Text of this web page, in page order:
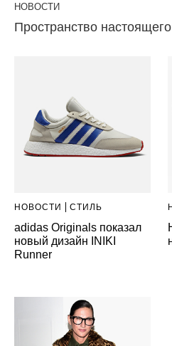
НОВОСТИ
Пространство
НОВОСТИ СТИЛЬ
adidas Originals показал
новый дизайн INIKI
Runner